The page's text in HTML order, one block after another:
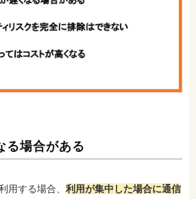
る場合がある
用する場合、 利用が集中した場合に通信